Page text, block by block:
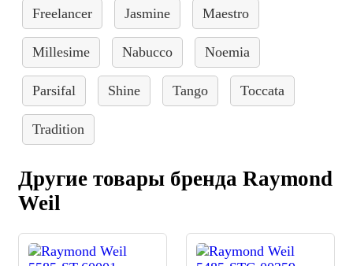
Freelancer Jasmine Maestro
Millesime Nabucco Noemia
Parsifal Shine Tango Toccata
Tradition
Другие товары бренда Raymond
Weil